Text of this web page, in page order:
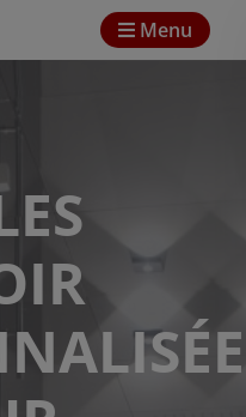
Menu